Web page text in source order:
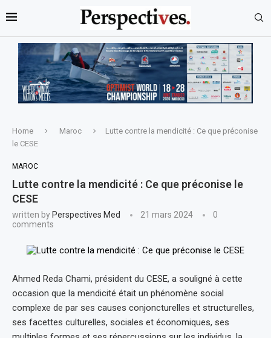
Home Maroc
Lutte contre la mendicité : Ce que préconise
le CESE
MAROC
Lutte contre la mendicité : Ce que préconise le
CESE
written by Perspectives Med 21 mars 2024
0
comments
Ahmed Reda Chami, président du CESE, a souligné à cette
occasion que la mendicité était un phénomène social
complexe de par ses causes conjoncturelles et structurelles,
ses facettes culturelles, sociales et économiques, ses